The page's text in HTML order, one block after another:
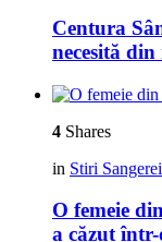
Centura
necesită
4 Shares
in Stiri Sangerei
O femeie
a căzut